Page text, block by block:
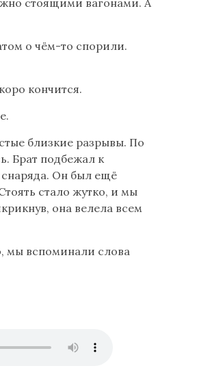
стоящими вагонами. А
о чём-то спорили.
кончится.
близкие разрывы. По
Брат подбежал к
снаряда. Он был ещё
стало жутко, и мы
она велела всем
мы вспоминали слова